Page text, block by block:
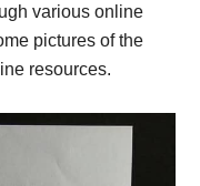
various online
pictures of the
resources.